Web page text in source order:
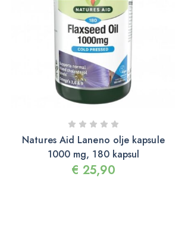
Natures Aid Laneno olje kapsule
1000 mg, 180 kapsul
€ 25,90